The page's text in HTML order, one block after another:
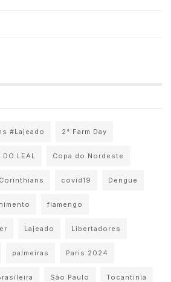
#Lajeado 2° Farm Day
LEAL Copa do Nordeste
Corinthians covid19 Dengue
flamengo
Lajeado Libertadores
palmeiras Paris 2024
São Paulo Tocantinia